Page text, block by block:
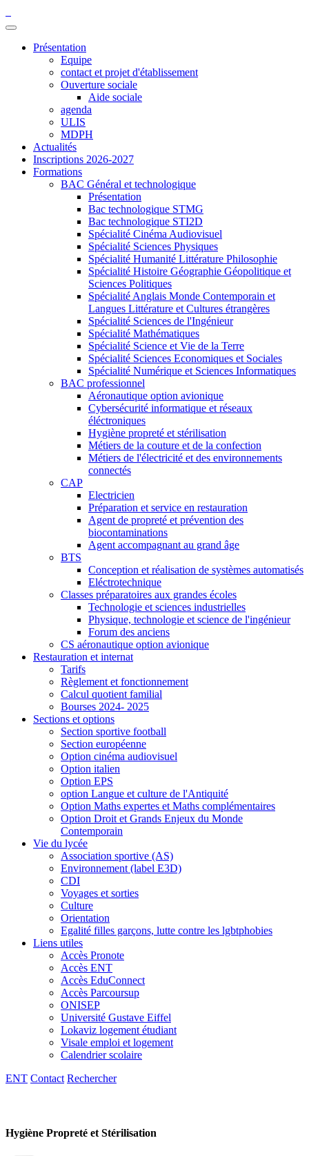
Présentation
Equipe
contact et projet d'établissement
Ouverture sociale
Aide sociale
agenda
ULIS
MDPH
Actualités
Inscriptions 2026-2027
Formations
BAC Général et technologique
Présentation
Bac technologique STMG
Bac technologique STI2D
Spécialité Cinéma Audiovisuel
Spécialité Sciences Physiques
Spécialité Humanité Littérature Philosophie
Spécialité Histoire Géographie Géopolitique et
Sciences Politiques
Spécialité Anglais Monde Contemporain et
Langues Littérature et Cultures étrangères
Spécialité Sciences de l'Ingénieur
Spécialité Mathématiques
Spécialité Science et Vie de la Terre
Spécialité Sciences Economiques et Sociales
Spécialité Numérique et Sciences Informatiques
BAC professionnel
Aéronautique option avionique
Cybersécurité informatique et réseaux
éléctroniques
Hygiène propreté et stérilisation
Métiers de la couture et de la confection
Métiers de l'électricité et des environnements
connectés
CAP
Electricien
Préparation et service en restauration
Agent de propreté et prévention des
biocontaminations
Agent accompagnant au grand âge
BTS
Conception et réalisation de systèmes automatisés
Eléctrotechnique
Classes préparatoires aux grandes écoles
Technologie et sciences industrielles
Physique, technologie et science de l'ingénieur
Forum des anciens
CS aéronautique option avionique
Restauration et internat
Tarifs
Règlement et fonctionnement
Calcul quotient familial
Bourses 2024- 2025
Sections et options
Section sportive football
Section européenne
Option cinéma audiovisuel
Option italien
Option EPS
option Langue et culture de l'Antiquité
Option Maths expertes et Maths complémentaires
Option Droit et Grands Enjeux du Monde
Contemporain
Vie du lycée
Association sportive (AS)
Environnement (label E3D)
CDI
Voyages et sorties
Culture
Orientation
Egalité filles garçons, lutte contre les lgbtphobies
Liens utiles
Accès Pronote
Accès ENT
Accès EduConnect
Accès Parcoursup
ONISEP
Université Gustave Eiffel
Lokaviz logement étudiant
Visale emploi et logement
Calendrier scolaire
ENT Contact Rechercher
Hygiène Propreté et Stérilisation